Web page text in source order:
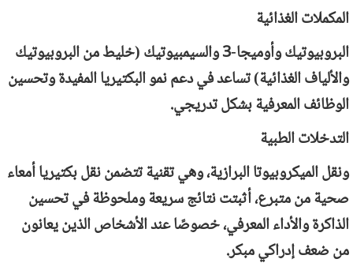
المكملات الغذائية
البروبيوتيك وأوميجا-3 والسيمبيوتيك (خليط من البروبيوتيك
والألياف الغذائية) تساعد في دعم نمو البكتيريا المفيدة وتحسين
الوظائف المعرفية بشكل تدريجي.
التدخلات الطبية
ونقل الميكروبيوتا البرازية، وهي تقنية تتضمن نقل بكتيريا أمعاء
صحية من متبرع، أثبتت نتائج سريعة وملحوظة في تحسين
الذاكرة والأداء المعرفي، خصوصًا عند الأشخاص الذين يعانون
من ضعف إدراكي مبكر.